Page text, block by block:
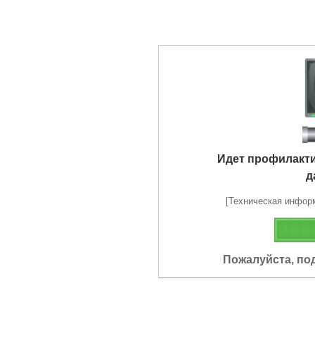
Идет
[Техническая
Пожалуйста,